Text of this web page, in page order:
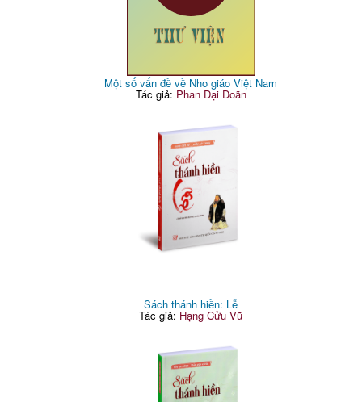
Một số vấn đề về Nho giáo Việt Nam
Tác giả: Phan Đại Doãn
Sách thánh hiền: Lễ
Tác giả: Hạng Cửu Vũ